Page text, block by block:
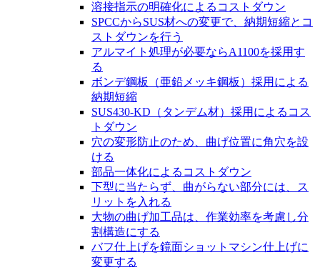
溶接指示の明確化によるコストダウン
SPCCからSUS材への変更で、納期短縮とコ
ストダウンを行う
アルマイト処理が必要ならA1100を採用す
る
ボンデ鋼板（亜鉛メッキ鋼板）採用による
納期短縮
SUS430-KD（タンデム材）採用によるコス
トダウン
穴の変形防止のため、曲げ位置に角穴を設
ける
部品一体化によるコストダウン
下型に当たらず、曲がらない部分には、ス
リットを入れる
大物の曲げ加工品は、作業効率を考慮し分
割構造にする
バフ仕上げを鏡面ショットマシン仕上げに
変更する